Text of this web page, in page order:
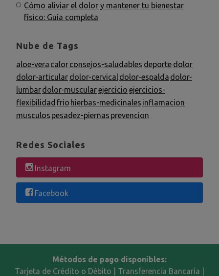
Cómo aliviar el dolor y mantener tu bienestar
físico: Guía completa
Nube de Tags
aloe-vera calorconsejos-saludables deporte dolor
dolor-articular dolor-cervicaldolor-espalda dolor-
lumbardolor-muscularejercicio ejercicios-
flexibilidad frio hierbas-medicinales inflamacion
musculos pesadez-piernas prevencion
Redes Sociales
Instagram
Facebook
Métodos de pago disponibles:
Tarjeta de Crédito o Débito | Transferencia Bancaria |